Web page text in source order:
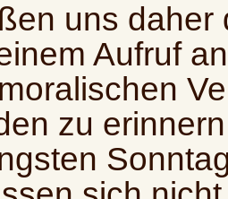
uns daher
Aufruf
zu